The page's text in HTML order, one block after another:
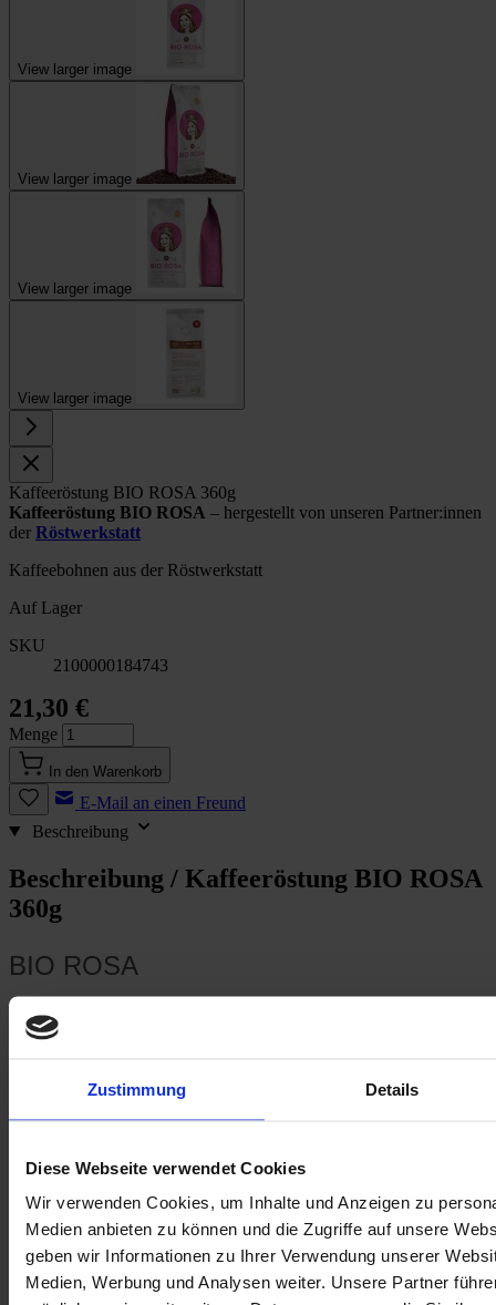
Zustimmung Details
Diese Webseite verwendet Cookies
Wir verwenden Cookies, um Inhalte und Anzeigen zu
Medien anbieten zu können und die Zugriffe auf unsere
geben wir Informationen zu Ihrer Verwendung unserer
Medien, Werbung und Analysen weiter. Unsere Partner
View larger image
View larger image
View larger image
View larger image
Kaffeeröstung BIO ROSA 360g
Kaffeeröstung BIO ROSA – hergestellt von unseren Partner:innen
der Röstwerkstatt
Kaffeebohnen aus der Röstwerkstatt
Auf Lager
SKU
2100000184743
21,30 €
Menge
In den Warenkorb
E-Mail an einen Freund
Beschreibung
Beschreibung / Kaffeeröstung BIO ROSA
360g
BIO ROSA
Geschmack:
Koffeinstärke: leicht
Nettofüllmenge: 360g
in diesem lieblichen und ausgewogenen Single Origin mit sehr
angenehmen Zitrusnoten, dominanten Kakaoaromen und
vollem Mundgefühl.
100% feinster specialty BIO-Hochland Arabica. ROSA ist ein